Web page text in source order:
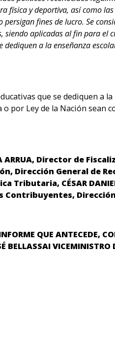
y deportiva, así como
fines de lucro. Se
siendo aplicadas al fin para
a la enseñanza
que se dediquen a
por Ley de la Nación sean
ARRUA, Director de
Dirección General de
Tributaria, CÉSAR
Contribuyentes,
QUE ANTECEDE,
BELLASSAI